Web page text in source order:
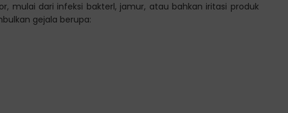
mulai dari infeksi bakterl, jamur, atau bahkan iritasi produk
gejala berupa: